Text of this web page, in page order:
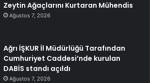
Zeytin Ağaçlarını Kurtaran Mühendis
Ağustos 7, 2026
Ağrı İŞKUR İl Müdürlüğü Tarafından
Cumhuriyet Caddesi’nde kurulan
DABİS standı açıldı
Ağustos 7, 2026